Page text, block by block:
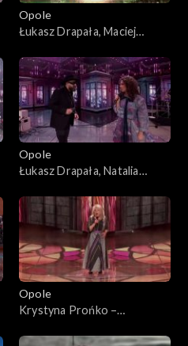
Opole
Łukasz Drapała, Maciej
– „Autobiografia”. 63. KFPP:
Koncert „Autobiografia.
Jubileusz Bogdana Olewicza”
Opole
Łukasz Drapała, Natalia
„Niewiele ci mogę dać”. 63.
KFPP: Koncert
„Autobiografia. Jubileusz
Bogdana Olewicza”
Opole
Krystyna Prońko –